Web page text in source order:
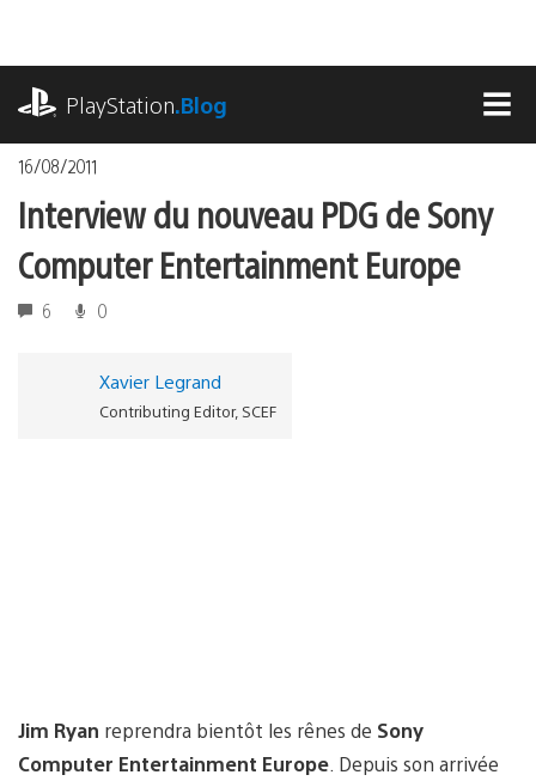
contenu
PlayStation.Blog
16/08/2011
Interview du nouveau PDG de Sony
Computer Entertainment Europe
6 0
Xavier Legrand
Contributing Editor, SCEF
Jim Ryan reprendra bientôt les rênes de Sony
Computer Entertainment Europe . Depuis son arrivée